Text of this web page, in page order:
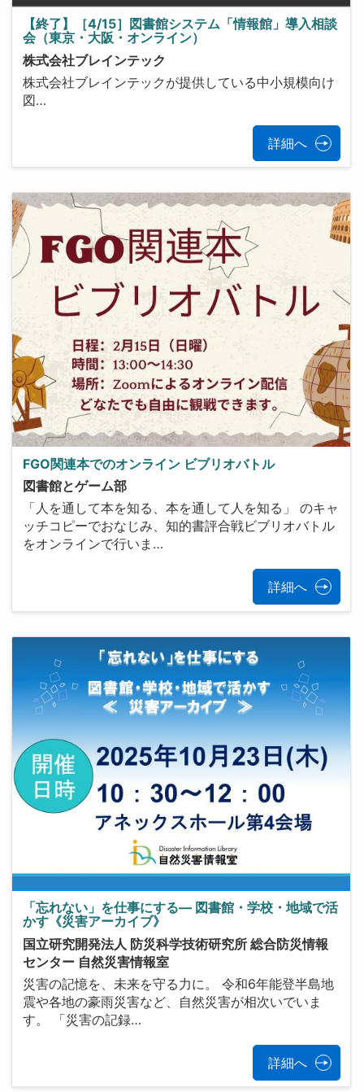
【終了】［4/15］図書館システム「情報館」導入相談
会（東京・大阪・オンライン）
株式会社ブレインテック
株式会社ブレインテックが提供している中小規模向け
図…
詳細へ
FGO関連本でのオンライン ビブリオバトル
図書館とゲーム部
「人を通して本を知る、本を通して人を知る」 のキャ
ッチコピーでおなじみ、知的書評合戦ビブリオバトル
をオンラインで行いま…
詳細へ
「忘れない」を仕事にする— 図書館・学校・地域で活
かす《災害アーカイブ》
国立研究開発法人 防災科学技術研究所 総合防災情報
センター 自然災害情報室
災害の記憶を、未来を守る力に。 令和6年能登半島地
震や各地の豪雨災害など、自然災害が相次いでいま
す。 「災害の記録…
詳細へ